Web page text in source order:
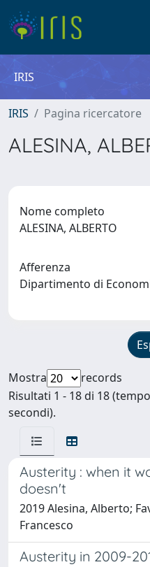
IRIS
IRIS Pagina ricercatore
ALESINA,
Nome completo
ALESINA, ALBERTO
Afferenza
Dipartimento di
Mostra
records
Risultati 1 - 18 di 18
secondi).
Austerity : when it
doesn't
2019 Alesina, Alberto;
Francesco
Austerity in 2009-